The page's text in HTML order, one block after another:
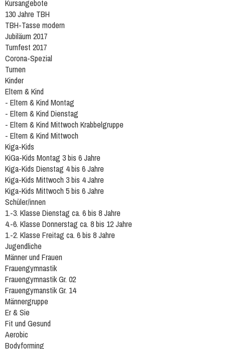
Kursangebote
130 Jahre TBH
TBH-Tasse modern
Jubiläum 2017
Turnfest 2017
Corona-Spezial
Turnen
Kinder
Eltern & Kind
- Eltern & Kind Montag
- Eltern & Kind Dienstag
- Eltern & Kind Mittwoch Krabbelgruppe
- Eltern & Kind Mittwoch
Kiga-Kids
KiGa-Kids Montag 3 bis 6 Jahre
Kiga-Kids Dienstag 4 bis 6 Jahre
Kiga-Kids Mittwoch 3 bis 4 Jahre
Kiga-Kids Mittwoch 5 bis 6 Jahre
Schüler/innen
1.-3. Klasse Dienstag ca. 6 bis 8 Jahre
4.-6. Klasse Donnerstag ca. 8 bis 12 Jahre
1.-2. Klasse Freitag ca. 6 bis 8 Jahre
Jugendliche
Männer und Frauen
Frauengymnastik
Frauengymnastik Gr. 02
Frauengymanstik Gr. 14
Männergruppe
Er & Sie
Fit und Gesund
Aerobic
Bodyforming